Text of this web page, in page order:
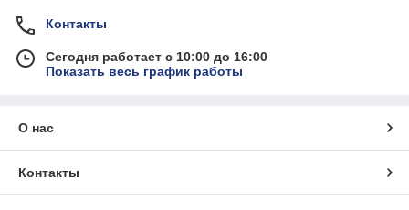
Контакты
Сегодня работает с 10:00 до 16:00
Показать весь график работы
О нас
Контакты